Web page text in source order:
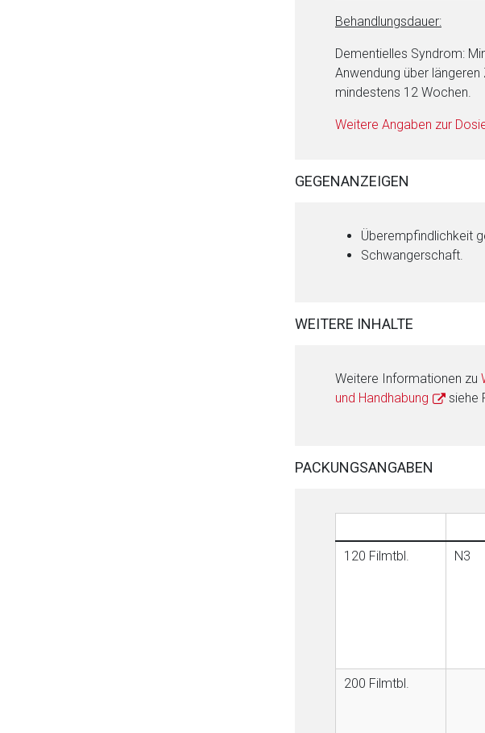
Behandlungsdauer:
Dementielles Syndrom:
Anwendung über
mindestens 12 Wochen.
Weitere Angaben zur
GEGENANZEIGEN
Überempfindlichkeit
Schwangerschaft.
WEITERE INHALTE
Weitere Informationen zu
und Handhabung
siehe
PACKUNGSANGABEN
120 Filmtbl. N3
200 Filmtbl.